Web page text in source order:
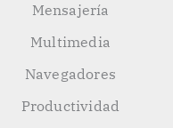
Mensajería
Multimedia
Navegadores
Productividad